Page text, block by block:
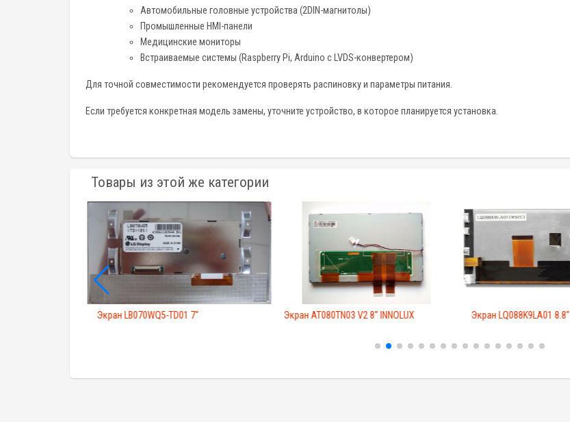
Автомобильные головные устройства (2DIN-магнитолы)
Промышленные HMI-панели
Медицинские мониторы
Встраиваемые системы (Raspberry Pi, Arduino с LVDS-конвертером)
Для точной совместимости рекомендуется проверять распиновку и параметры питания.
Если требуется конкретная модель замены, уточните устройство, в которое планируется установка.
Товары из этой же категории
Экран LB070WQ5-TD01 7" Экран AT080TN03 V2 8" INNOLUX Экран LQ088K9LA01 8.8"